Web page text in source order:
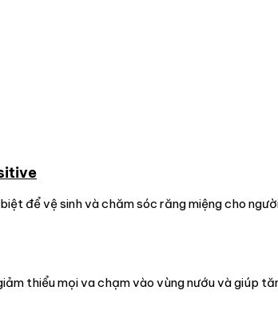
để vệ sinh và chăm sóc răng miệng cho
thiểu mọi va chạm vào vùng nướu và giúp